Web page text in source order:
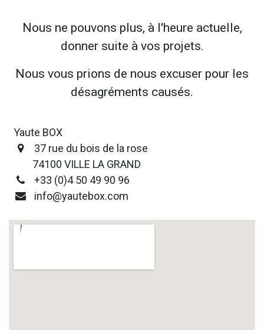
Nous ne pouvons plus, à l'heure actuelle,
donner suite à vos projets.
Nous vous prions de nous excuser pour les
désagréments causés.​
Yaute BOX
37 rue du bois de la rose
74100 VILLE LA GRAND
+33 (0)4 50 49 90 96
info@yautebox.com